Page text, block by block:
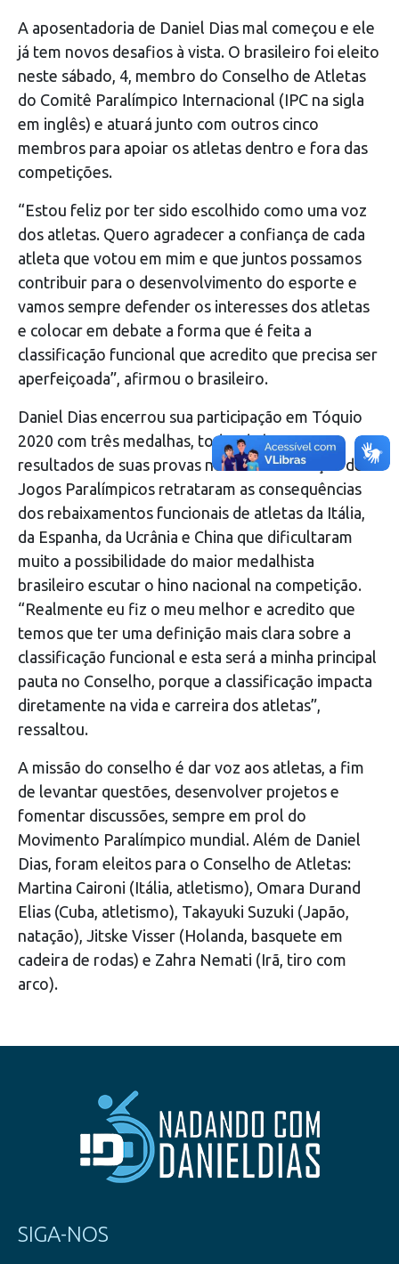
A aposentadoria de Daniel Dias mal começou e ele
já tem novos desafios à vista. O brasileiro foi eleito
neste sábado, 4, membro do Conselho de Atletas
do Comitê Paralímpico Internacional (IPC na sigla
em inglês) e atuará junto com outros cinco
membros para apoiar os atletas dentro e fora das
competições.
“Estou feliz por ter sido escolhido como uma voz
dos atletas. Quero agradecer a confiança de cada
atleta que votou em mim e que juntos possamos
contribuir para o desenvolvimento do esporte e
vamos sempre defender os interesses dos atletas
e colocar em debate a forma que é feita a
classificação funcional que acredito que precisa ser
aperfeiçoada”, afirmou o brasileiro.
Daniel Dias encerrou sua participação em Tóquio
2020 com três medalhas, todas de bronze. Os
resultados de suas provas nesta última edição de
Jogos Paralímpicos retrataram as consequências
dos rebaixamentos funcionais de atletas da Itália,
da Espanha, da Ucrânia e China que dificultaram
muito a possibilidade do maior medalhista
brasileiro escutar o hino nacional na competição.
“Realmente eu fiz o meu melhor e acredito que
temos que ter uma definição mais clara sobre a
classificação funcional e esta será a minha principal
pauta no Conselho, porque a classificação impacta
diretamente na vida e carreira dos atletas”,
ressaltou.
A missão do conselho é dar voz aos atletas, a fim
de levantar questões, desenvolver projetos e
fomentar discussões, sempre em prol do
Movimento Paralímpico mundial. Além de Daniel
Dias, foram eleitos para o Conselho de Atletas:
Martina Caironi (Itália, atletismo), Omara Durand
Elias (Cuba, atletismo), Takayuki Suzuki (Japão,
natação), Jitske Visser (Holanda, basquete em
cadeira de rodas) e Zahra Nemati (Irã, tiro com
arco).
SIGA-NOS